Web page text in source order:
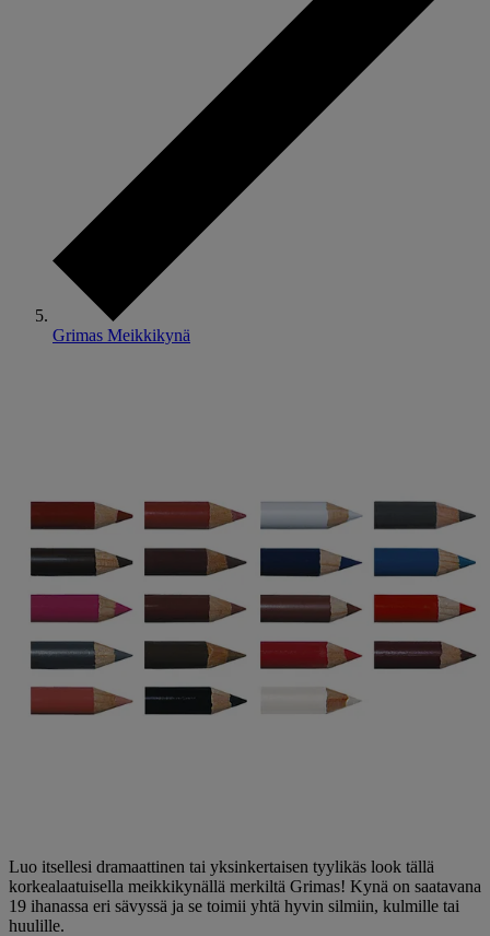
Grimas Meikkikynä
Luo itsellesi dramaattinen tai yksinkertaisen tyylikäs look tällä
korkealaatuisella meikkikynällä merkiltä Grimas! Kynä on saatavana
19 ihanassa eri sävyssä ja se toimii yhtä hyvin silmiin, kulmille tai
huulille.